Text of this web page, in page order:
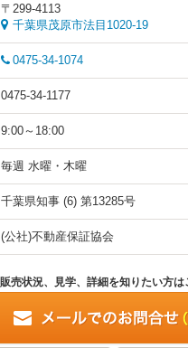
〒299-4113
千葉県茂原市法目1020-19
0475-34-1074
0475-34-1177
9:00～18:00
毎週 水曜・木曜
千葉県知事 (6) 第13285号
(公社)不動産保証協会
販売状況、見学、詳細を知りたい方は